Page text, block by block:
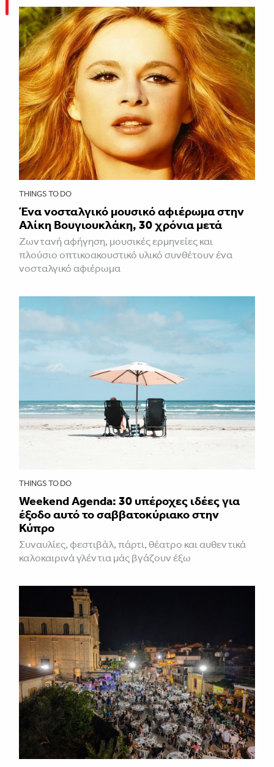
THINGS TO DO
Ένα νοσταλγικό μουσικό αφιέρωμα στην
Αλίκη Βουγιουκλάκη, 30 χρόνια μετά
Ζωντανή αφήγηση, μουσικές ερμηνείες και
πλούσιο οπτικοακουστικό υλικό συνθέτουν ένα
νοσταλγικό αφιέρωμα
THINGS TO DO
Weekend Agenda: 30 υπέροχες ιδέες για
έξοδο αυτό το σαββατοκύριακο στην
Κύπρο
Συναυλίες, φεστιβάλ, πάρτι, θέατρο και αυθεντικά
καλοκαιρινά γλέντια μάς βγάζουν έξω